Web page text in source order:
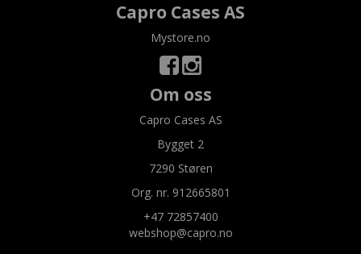
Capro Cases AS
Mystore.no
Om oss
Capro Cases AS
Bygget 2
7290 Støren
Org. nr. 912665801
+47 72857400
webshop@capro.no